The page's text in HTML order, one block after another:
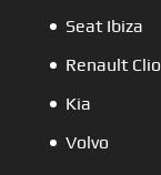
Seat Ibiza
Renault Clio
Kia
Volvo